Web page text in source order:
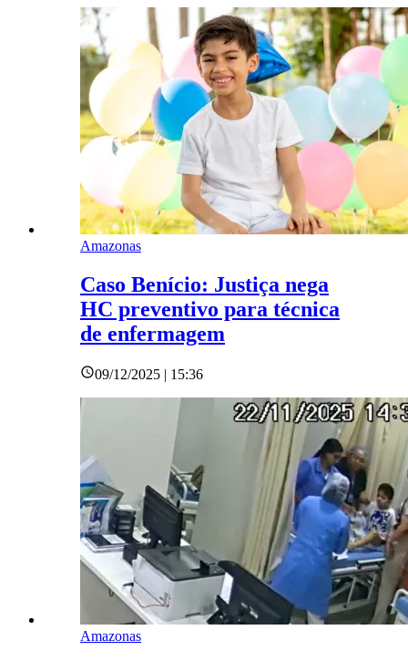
Amazonas
Caso Benício: Justiça nega
HC preventivo para técnica
de enfermagem
09/12/2025 | 15:36
Amazonas